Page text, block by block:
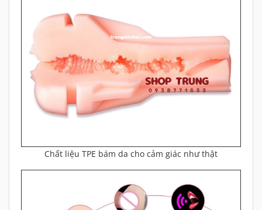
Chất liệu TPE bám da cho cảm giác như thật